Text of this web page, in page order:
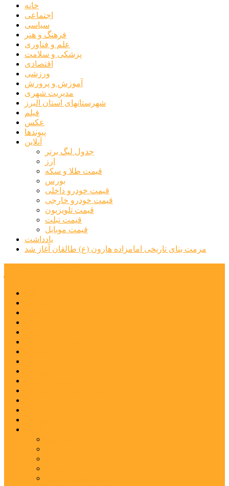
خانه
اجتماعی
سیاسی
فرهنگ و هنر
علم و فناوری
پزشکی و سلامت
اقتصادی
ورزشی
آموزش و پرورش
مدیریت شهری
شهرستانهای استان البرز
فیلم
عکس
پیوندها
آنلاین
جدول لیگ برتر
ارز
قیمت طلا و سکه
بورس
قیمت خودرو داخلی
قیمت خودرو خارجی
قیمت تلویزیون
قیمت تبلت
قیمت موبایل
یادداشت
مرمت بنای تاریخی امامزاده هارون (ع) طالقان آغاز شد